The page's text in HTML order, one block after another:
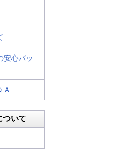
安心バッ
Ａ
ついて